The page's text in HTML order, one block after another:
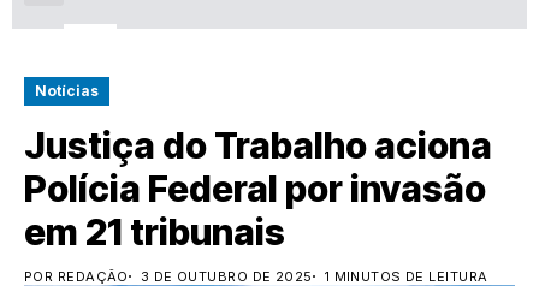
Notícias
Justiça do Trabalho aciona
Polícia Federal por invasão
em 21 tribunais
POR REDAÇÃO 3 DE OUTUBRO DE 2025 1 MINUTOS DE LEITURA